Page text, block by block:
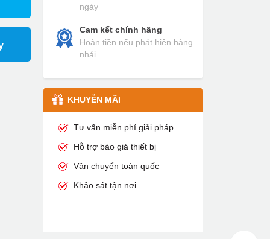
ngày
Cam kết chính hãng
Hoàn tiền nếu phát hiện hàng
nhái
KHUYỄN MÃI
Tư vấn miễn phí giải pháp
Hỗ trợ báo giá thiết bị
Vận chuyển toàn quốc
Khảo sát tận nơi